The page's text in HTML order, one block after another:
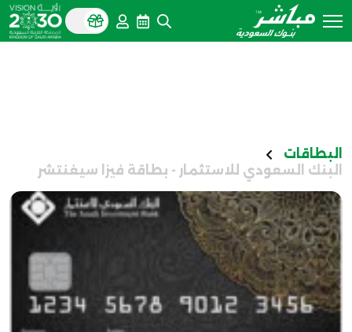
البطاقات
البنك السعودي للاستثمار - بطاقة فيزا سيغنتشر